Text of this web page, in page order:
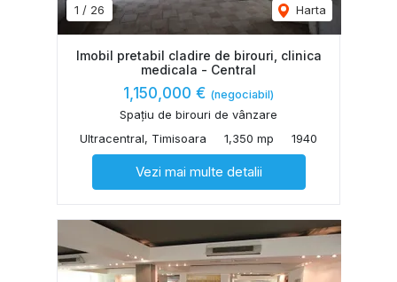
1 / 26 Harta
Imobil pretabil cladire de birouri, clinica
medicala - Central
1,150,000 € (negociabil)
Spațiu de birouri de vânzare
Ultracentral, Timisoara
1,350 mp 1940
Vezi mai multe detalii